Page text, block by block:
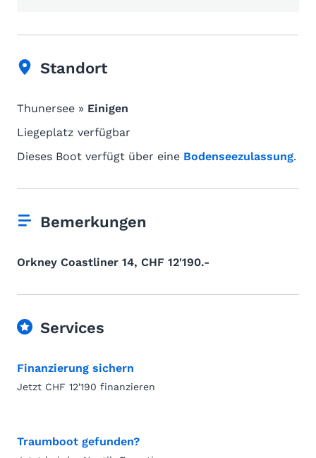
Standort
Thunersee » Einigen
Liegeplatz verfügbar
Dieses Boot verfügt über eine Bodenseezulassung.
Bemerkungen
Orkney Coastliner 14, CHF 12'190.-
Services
Finanzierung sichern
Jetzt CHF 12'190 finanzieren
Traumboot gefunden?